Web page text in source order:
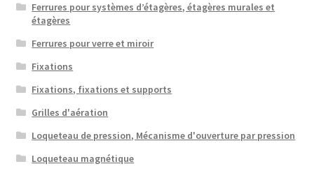
Ferrures pour systèmes d’étagères, étagères murales et
étagères
Ferrures pour verre et miroir
Fixations
Fixations, fixations et supports
Grilles d'aération
Loqueteau de pression, Mécanisme d'ouverture par pression
Loqueteau magnétique